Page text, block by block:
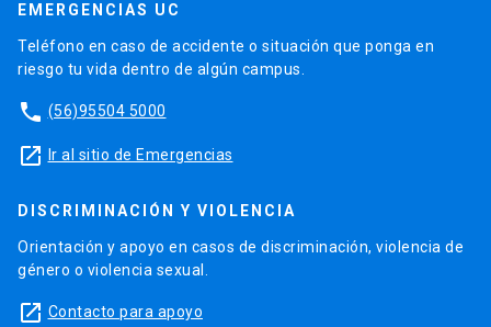
EMERGENCIAS UC
Teléfono en caso de accidente o situación que ponga en
riesgo tu vida dentro de algún campus.
phone (56)95504 5000
launch Ir al sitio de Emergencias
DISCRIMINACIÓN Y VIOLENCIA
Orientación y apoyo en casos de discriminación, violencia de
género o violencia sexual.
launch Contacto para apoyo